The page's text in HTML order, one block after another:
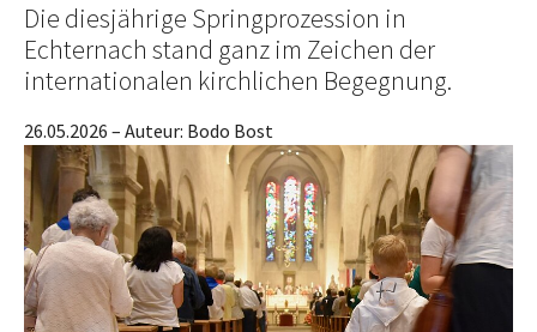
Die diesjährige Springprozession in
Echternach stand ganz im Zeichen der
internationalen kirchlichen Begegnung.
26.05.2026 – Auteur: Bodo Bost